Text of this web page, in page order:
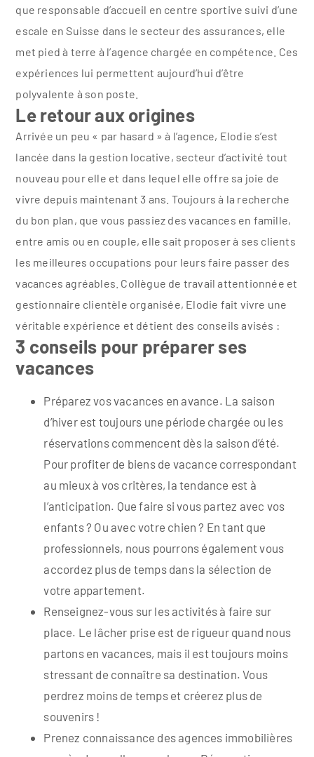
que responsable d’accueil en centre sportive suivi d’une
escale en Suisse dans le secteur des assurances, elle
met pied à terre à l’agence chargée en compétence. Ces
expériences lui permettent aujourd’hui d’être
polyvalente à son poste.
Le retour aux origines
Arrivée un peu « par hasard » à l’agence, Elodie s’est
lancée dans la gestion locative, secteur d’activité tout
nouveau pour elle et dans lequel elle offre sa joie de
vivre depuis maintenant 3 ans. Toujours à la recherche
du bon plan, que vous passiez des vacances en famille,
entre amis ou en couple, elle sait proposer à ses clients
les meilleures occupations pour leurs faire passer des
vacances agréables. Collègue de travail attentionnée et
gestionnaire clientèle organisée, Elodie fait vivre une
véritable expérience et détient des conseils avisés :
3 conseils pour préparer ses
vacances
Préparez vos vacances en avance. La saison
d’hiver est toujours une période chargée ou les
réservations commencent dès la saison d’été.
Pour profiter de biens de vacance correspondant
au mieux à vos critères, la tendance est à
l’anticipation. Que faire si vous partez avec vos
enfants ? Ou avec votre chien ? En tant que
professionnels, nous pourrons également vous
accordez plus de temps dans la sélection de
votre appartement.
Renseignez-vous sur les activités à faire sur
place. Le lâcher prise est de rigueur quand nous
partons en vacances, mais il est toujours moins
stressant de connaître sa destination. Vous
perdrez moins de temps et créerez plus de
souvenirs !
Prenez connaissance des agences immobilières